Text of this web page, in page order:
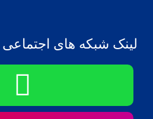
لینک شبکه های اجتماعی